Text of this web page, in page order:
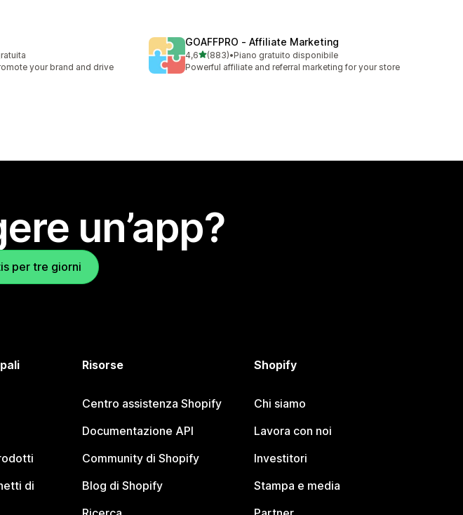
your brand and drive
GOAFFPRO ‑ Affiliate Marketing
4,6stelle su 5
(883)
883 recensioni totali
•Piano gratuito disponibile
Powerful affiliate and referral marketing for your store
un’app?
per tre giorni
di
Risorse
Centro assistenza Shopify
Documentazione API
Community di Shopify
Blog di Shopify
Shopify
Chi siamo
Lavora con noi
Investitori
Stampa e media